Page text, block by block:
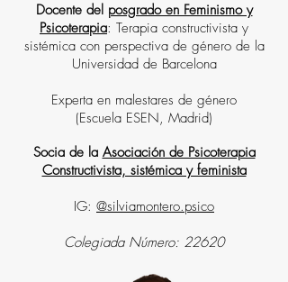
Docente del posgrado en Feminismo y
Psicoterapia: Terapia constructivista y
sistémica con perspectiva de género de la
Universidad de Barcelona
Experta en malestares de género
(Escuela ESEN, Madrid)
Socia de la Asociación de Psicoterapia
Constructivista, sistémica y feminista
IG: @silviamontero.psico
Colegiada Número: 22620